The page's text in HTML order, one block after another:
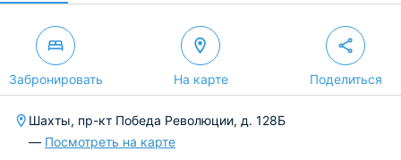
Забронировать На карте Поделиться
Шахты, пр-кт Победа Революции, д. 128Б
— Посмотреть на карте